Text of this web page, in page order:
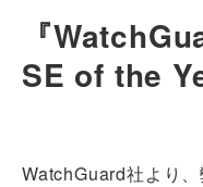
『
SE of the
WatchGuard社より